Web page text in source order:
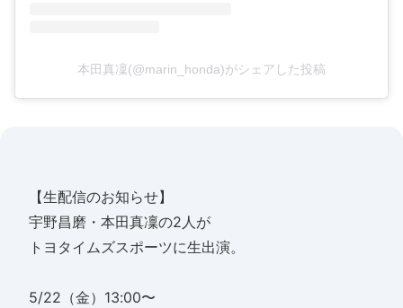
本田真凜(@marin_honda)がシェアした投稿
【生配信のお知らせ】
宇野昌磨・本田真凜の2人が
トヨタイムズスポーツに生出演。
5/22（金）13:00〜